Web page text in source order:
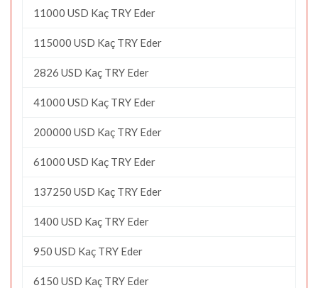
11000 USD Kaç TRY Eder
115000 USD Kaç TRY Eder
2826 USD Kaç TRY Eder
41000 USD Kaç TRY Eder
200000 USD Kaç TRY Eder
61000 USD Kaç TRY Eder
137250 USD Kaç TRY Eder
1400 USD Kaç TRY Eder
950 USD Kaç TRY Eder
6150 USD Kaç TRY Eder